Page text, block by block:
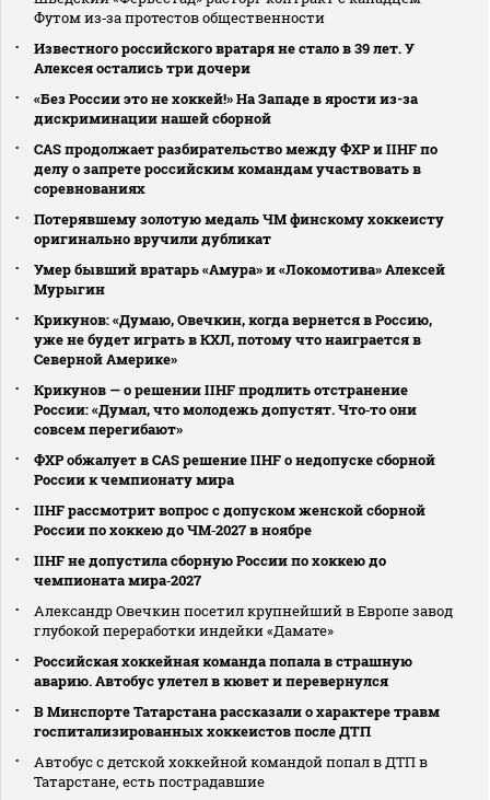
Футом из‑за протестов общественности
Известного российского вратаря не стало в 39 лет. У
Алексея остались три дочери
«Без России это не хоккей!» На Западе в ярости из-за
дискриминации нашей сборной
CAS продолжает разбирательство между ФХР и IIHF по
делу о запрете российским командам участвовать в
соревнованиях
Потерявшему золотую медаль ЧМ финскому хоккеисту
оригинально вручили дубликат
Умер бывший вратарь «Амура» и «Локомотива» Алексей
Мурыгин
Крикунов: «Думаю, Овечкин, когда вернется в Россию,
уже не будет играть в КХЛ, потому что наиграется в
Северной Америке»
Крикунов — о решении IIHF продлить отстранение
России: «Думал, что молодежь допустят. Что‑то они
совсем перегибают»
ФХР обжалует в CAS решение IIHF о недопуске сборной
России к чемпионату мира
IIHF рассмотрит вопрос с допуском женской сборной
России по хоккею до ЧМ‑2027 в ноябре
IIHF не допустила сборную России по хоккею до
чемпионата мира‑2027
Александр Овечкин посетил крупнейший в Европе завод
глубокой переработки индейки «Дамате»
Российская хоккейная команда попала в страшную
аварию. Автобус улетел в кювет и перевернулся
В Минспорте Татарстана рассказали о характере травм
госпитализированных хоккеистов после ДТП
Автобус с детской хоккейной командой попал в ДТП в
Татарстане, есть пострадавшие